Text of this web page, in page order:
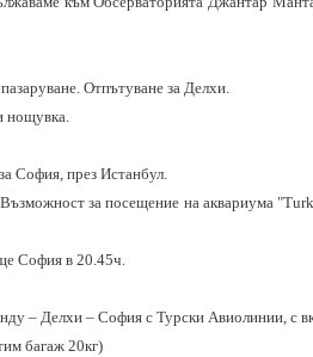
Отпътуване за Делхи.
нощувка.
София, през Истанбул.
за посещение на аквариума "
София в 20.45ч.
– Делхи – София с Турски Авиолинии ,с
багаж 20кг)